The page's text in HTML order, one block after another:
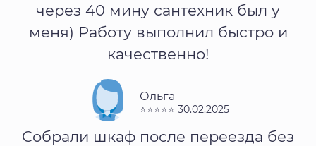
через 40 мину сантехник был у
меня) Работу выполнил быстро и
качественно!
Ольга
⭐⭐⭐⭐⭐ 30.02.2025
Собрали шкаф после переезда без